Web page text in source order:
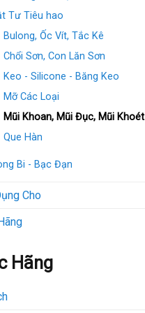
Tư Tiêu hao
Bulong, Ốc Vít, Tắc Kê
Chổi Sơn, Con Lăn Sơn
Keo - Silicone - Băng Keo
Mỡ Các Loại
Mũi Khoan, Mũi Đục, Mũi Khoét
Que Hàn
Bi - Bạc Đạn
Cho
Hãng